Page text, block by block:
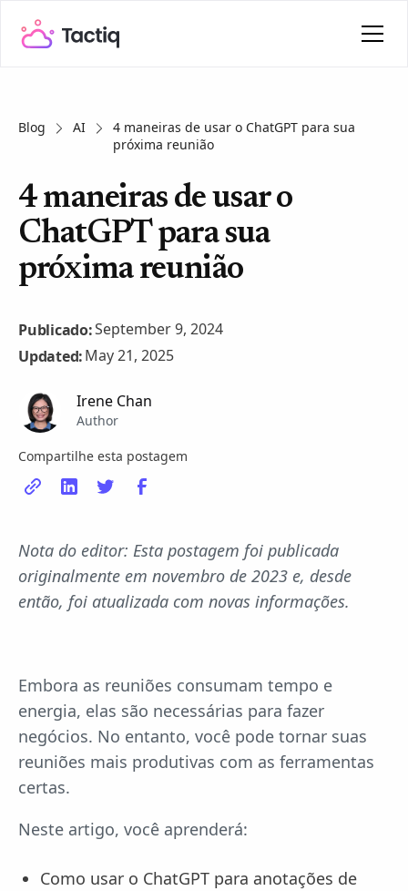
Blog AI
4 maneiras de usar o ChatGPT para sua
próxima reunião
4 maneiras de usar o
ChatGPT para sua
próxima reunião
Publicado:September 9, 2024
Updated:May 21, 2025
Irene Chan
Author
Compartilhe esta postagem
Nota do editor: Esta postagem foi publicada
originalmente em novembro de 2023 e, desde
então, foi atualizada com novas informações.
Embora as reuniões consumam tempo e
energia, elas são necessárias para fazer
negócios. No entanto, você pode tornar suas
reuniões mais produtivas com as ferramentas
certas.
Neste artigo, você aprenderá:
Como usar o ChatGPT para anotações de